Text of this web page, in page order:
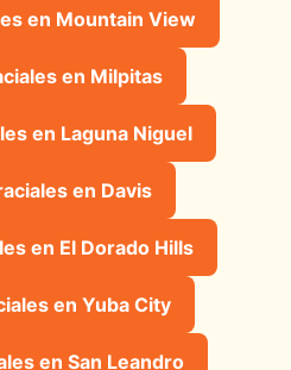
en Mountain View
en Milpitas
en Laguna Niguel
en Davis
en El Dorado Hills
en Yuba City
en San Leandro